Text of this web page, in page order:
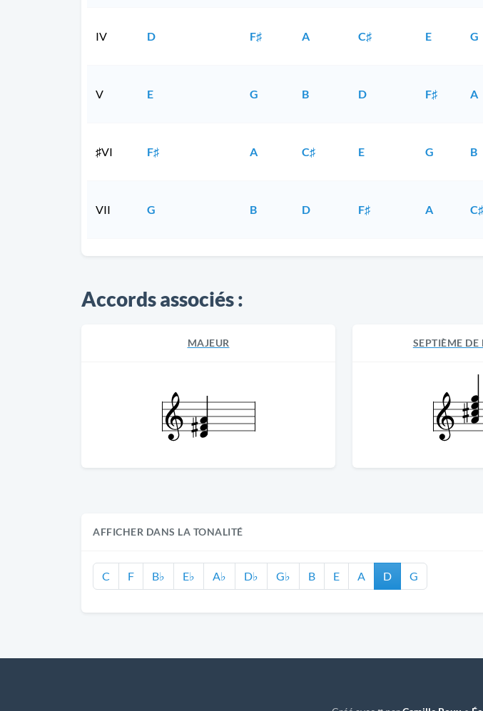
IV D F♯ A C♯ E G
V E G B D F♯ A
♯VI F♯ A C♯ E G B
VII G B D F♯ A C♯
Accords associés :
MAJEUR SEPTIÈME
AFFICHER DANS LA TONALITÉ
C F B♭ E♭ A♭ D♭ G♭ B E A D G